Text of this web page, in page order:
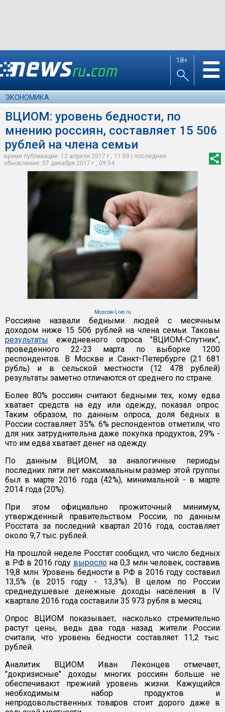
18+ ☰
ЭКОНОМИКА
ВЦИОМ: уровень бедности, по
мнению россиян, составляет 15 506
рублей на члена семьи
время публикации: 12 апреля 2017 г., 11:59 | последнее
обновление: 07 декабря 2017 г., 09:54
Moscow-Live.ru
Россияне назвали бедными людей с месячным
доходом ниже 15 506 рублей на члена семьи. Таковы
результаты ежедневного опроса "ВЦИОМ-Спутник",
проведенного 22-23 марта по выборке 1200
респондентов. В Москве и Санкт-Петербурге (21 681
рубль) и в сельской местности (12 478 рублей)
результаты заметно отличаются от среднего по стране.
Более 80% россиян считают бедными тех, кому едва
хватает средств на еду или одежду, показал опрос.
Таким образом, по данным опроса, доля бедных в
России составляет 35%: 6% респондентов отметили, что
для них затруднительна даже покупка продуктов, 29% -
что им едва хватает денег на одежду.
По данным ВЦИОМ, за аналогичные периоды
последних пяти лет максимальным размер этой группы
был в марте 2016 года (42%), минимальной - в марте
2014 года (20%).
При этом официально прожиточный минимум,
утвержденный правительством России, по данным
Росстата за последний квартал 2016 года, составляет
около 9,7 тыс. рублей.
На прошлой неделе Росстат сообщил, что число бедных
в РФ в 2016 году вырослона 0,3 млн человек, составив
19,8 млн. Уровень бедности в РФ в 2016 году составил
13,5% (в 2015 году - 13,3%). В целом по России
среднедушевые денежные доходы населения в IV
квартале 2016 года составили 35 973 рубля в месяц.
Опрос ВЦИОМ показывает, насколько стремительно
растут цены, ведь два года назад жители России
считали, что уровень бедности составляет 11,2 тыс.
рублей.
Аналитик ВЦИОМ Иван Леконцев отмечает,
"докризисные" доходы многих россиян больше не
обеспечивают прежний уровень жизни. Кажущийся
необходимым набор продуктов и
непродовольственных товаров стоит дорого даже в